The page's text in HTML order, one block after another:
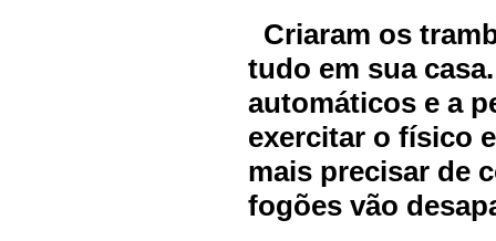
Criaram os
tudo em sua
automáticos e a
exercitar o físico
mais precisar de
fogões vão